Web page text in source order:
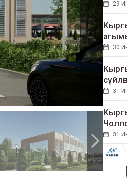
29
30
31
31